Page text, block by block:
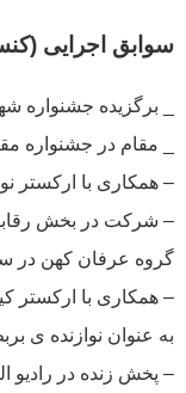
سوابق اجرایی
_ برگزیده جشنواره
_ مقام در جشنواره
– همکاری با ارکستر
– شرکت در بخش
گروه عرفان کهن در سال
به عنوان نوازنده ی
– پخش زنده در رادیو